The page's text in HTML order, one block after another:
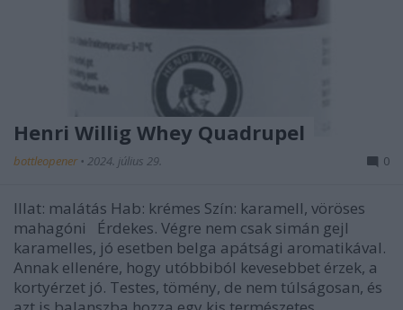
Henri Willig Whey Quadrupel
bottleopener • 2024. július 29. 0
Illat: malátás Hab: krémes Szín: karamell, vöröses
mahagóni Érdekes. Végre nem csak simán gejl
karamelles, jó esetben belga apátsági aromatikával.
Annak ellenére, hogy utóbbiból kevesebbet érzek, a
kortyérzet jó. Testes, tömény, de nem túlságosan, és